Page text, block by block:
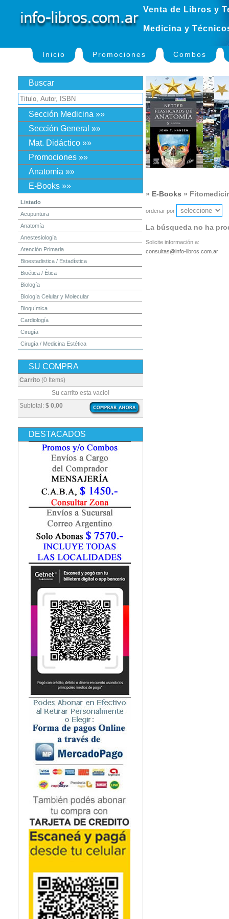
Venta de Libros y
Medicina y
Inicio Promociones Combos
Buscar
Sección Medicina »»
Sección General »»
Mat. Didáctico »»
Promociones »»
Anatomia »»
E-Books »»
Listado
Acupuntura
Anatomía
Anestesiología
Atención Primaria
Bioestadistica / Estadística
Bioética / Ética
Biología
Biología Celular y Molecular
Bioquímica
Cardiología
Cirugía
Cirugía / Medicina Estética
Dermatología
Diagnóstico por Imagen / Radiología
Embriología
Enfermería
Epidemiología
Farmacia / Farmacología
Fisiatría / Kinesiología
Fisiología / Fisiopatología
Fonoaudiología
Gastroenterología
Geriatría
Ginecología / Obstetricia
Hematología
Histología
Homeopatía
Infectología
Inmunología
Instrumentación Quirurgica
Medicina del Deporte / Rehabilitación
Medicina Emergencias / Urgencias
Medicina Forense / Legal
Medicina General
Medicina Interna
Microbiología
Nefrología
Neonatología / Pediatría
Neumología
Neuroanatomía / Neurociencia
Neurocirugía
Neurología
Nutrición
Odontología
Oftalmología
Oncología / Cuidados Paliativos
Ortopedía / Traumatología
Osteopatía
Otorrinolaringología
Podología
Psicología
Psiquiatría
Química
SU COMPRA
Carrito (0 Items)
Subtotal: $ 0,00
Su carrito esta vacio!
DESTACADOS
» E-Books »
ordenar por
La búsqueda no ha
Solicite información a:
consultas@info-libros.com.ar